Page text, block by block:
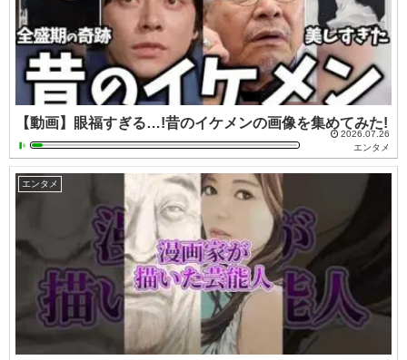
【動画】眼福すぎる…!昔のイケメンの画像を集めてみた!
2026.07.26
エンタメ
エンタメ